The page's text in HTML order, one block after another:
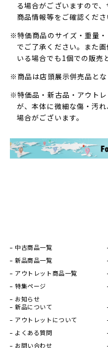
る場合がございますので
商品情報等をご確認くださ
※特価商品のサイズ・重量
でご了承ください。また
いる場合でも1個での販売
※商品は店頭展示併売品とな
※特価品・新古品・アウト
が、本体に微細な傷・汚
場合がございます。
中古商品一覧
新品商品一覧
アウトレット商品一覧
特集ページ
お知らせ
新品について
アウトレットについて
よくある質問
お問い合わせ